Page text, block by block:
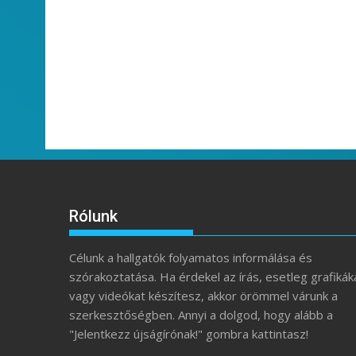
Rólunk
Célunk a hallgatók folyamatos informálása és
szórakoztatása. Ha érdekel az írás, esetleg
vagy videókat készítesz, akkor örömmel várunk a
szerkesztőségben. Annyi a dolgod, hogy alább a
"Jelentkezz újságírónak!" gombra kattintasz!